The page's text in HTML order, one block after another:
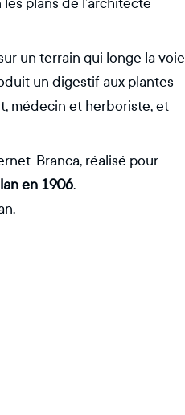
plans de l’architecte
un terrain qui longe la voie
un digestif aux plantes
médecin et herboriste, et
Branca, réalisé pour
en 1906.